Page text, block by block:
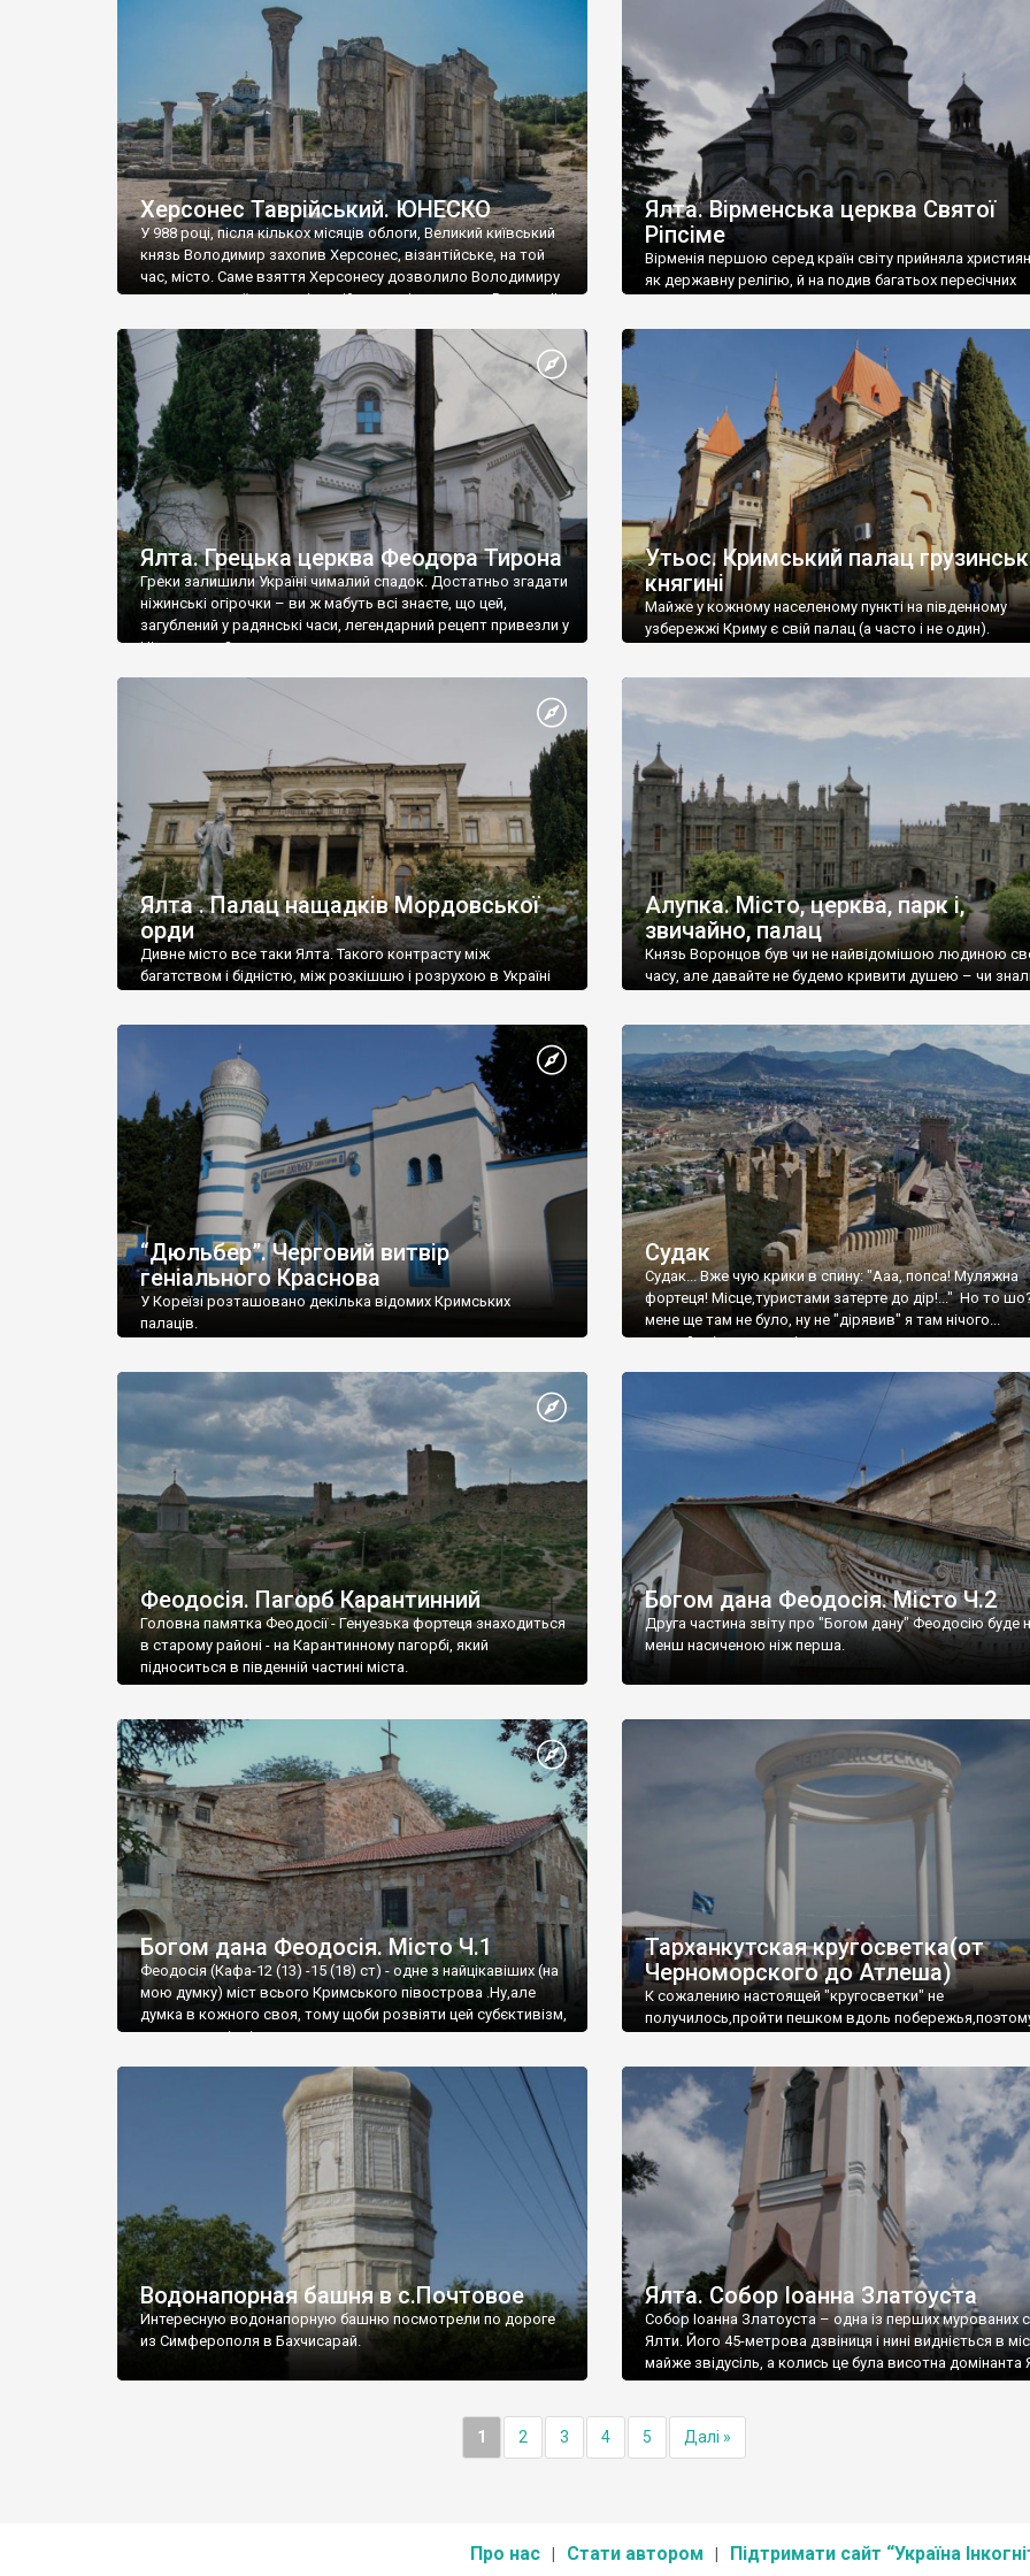
візантійської доби. Раритети викрадені з фондів об’єкту
культурної спадщини ЮНЕСКО «Херсонеса Таврійського».
Офіційно – на виставку «Золото Візантії», але експерти та
влада в Україні вважають це лише […]
називаються «повстяками» (postaki)…” “Вино. Крим
виробляє відмінне вино і його вдосталь: воно все
легке біле і дуже […]
Херсонес Таврійський. ЮНЕСКО
У 988 році, після кількох місяців облоги, Великий київський
князь Володимир захопив Херсонес, візантійське, на той
час, місто. Саме взяття Херсонесу дозволило Володимиру
диктувати свої умови візантійському імператору Василю ІІ,
Херсонесі Володимир-язичник, став Василем-
християнином. А потім було Хрещення Русі. На честь
Херсонесу Таврійського названо місто […]
Ялта. Вірменська церква Святої
Ріпсіме
Вірменія першою серед країн світу прийняла
як державну релігію, й на подив багатьох пересічних
Ялта. Грецька церква Феодора Тирона
Греки залишили Україні чималий спадок. Достатньо згадати
ніжинські огірочки – ви ж мабуть всі знаєте, що цей,
загублений у радянські часи, легендарний рецепт привезли у
Ніжин греки?
Утьос. Кримський палац
княгині
Майже у кожному населеному пункті на південному
узбережжі Криму є свій палац (а часто і не один).
Ялта . Палац нащадків Мордовської
орди
Дивне місто все таки Ялта. Такого контрасту між
багатством і бідністю, між розкішшю і розрухою в Україні
Алупка. Місто, церква, парк і,
звичайно, палац
Князь Воронцов був чи не найвідомішою людиною
часу, але давайте не будемо кривити душею – чи
“Дюльбер”. Черговий витвір
геніального Краснова
У Кореїзі розташовано декілька відомих Кримських
палаців.
Судак
Судак... Вже чую крики в спину: "Ааа, попса! Муляжна
фортеця! Місце,туристами затерте до дір!..." Но то
мене ще там не було, ну не "дірявив" я там нічого...
принаймні до цього літа.
Феодосія. Пагорб Карантинний
Головна памятка Феодосії - Генуезька фортеця знаходиться
в старому районі - на Карантинному пагорбі, який
підноситься в південній частині міста.
Богом дана Феодосія. Місто Ч.2
Друга частина звіту про "Богом дану" Феодосію буде
менш насиченою ніж перша.
Богом дана Феодосія. Місто Ч.1
Феодосія (Кафа-12 (13) -15 (18) ст) - одне з найцікавіших (на
мою думку) міст всього Кримського півострова .Ну,але
думка в кожного своя, тому щоби розвіяти цей субєктивізм,
запрошую відвідати це
Тарханкутская кругосветка(от
Черноморского до Атлеша)
К сожалению настоящей "кругосветки" не
получилось,пройти пешком вдоль
Водонапорная башня в с.Почтовое
Интересную водонапорную башню посмотрели по дороге
из Симферополя в Бахчисарай.
Ялта. Собор Іоанна Златоуста
Собор Іоанна Златоуста – одна із перших мурованих
Ялти. Його 45-метрова дзвіниця і нині видніється в
майже звідусіль, а колись це була висотна домінанта
1 2 3 4 5 Далі »
Про нас Стати автором Підтримати сайт “Україна